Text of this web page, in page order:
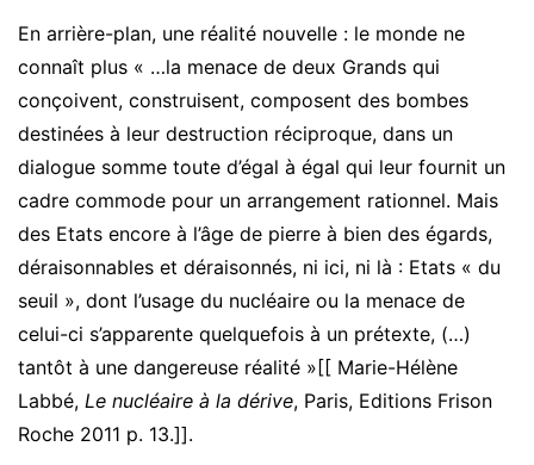
En arrière-plan, une réalité nouvelle : le monde ne
connaît plus « …la menace de deux Grands qui
conçoivent, construisent, composent des bombes
destinées à leur destruction réciproque, dans un
dialogue somme toute d’égal à égal qui leur fournit un
cadre commode pour un arrangement rationnel. Mais
des Etats encore à l’âge de pierre à bien des égards,
déraisonnables et déraisonnés, ni ici, ni là : Etats « du
seuil », dont l’usage du nucléaire ou la menace de
celui-ci s’apparente quelquefois à un prétexte, (…)
tantôt à une dangereuse réalité »[[ Marie-Hélène
Labbé, Le nucléaire à la dérive, Paris, Editions Frison
Roche 2011 p. 13.]].